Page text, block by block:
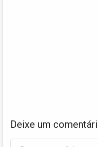
Deixe um